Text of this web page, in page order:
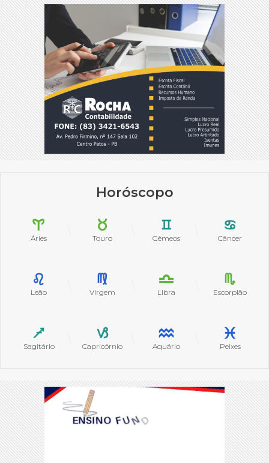
Horóscopo
Áries Touro Gêmeos Câncer
Leão Virgem Libra Escorpião
Sagitário Capricórnio Aquário Peixes